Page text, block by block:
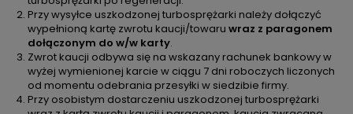
Przy wysyłce uszkodzonej turbosprężarki należy dołączyć
wypełnioną kartę zwrotu kaucji/towaru wraz z paragonem
dołączonym do w/w karty.
Zwrot kaucji odbywa się na wskazany rachunek bankowy w
wyżej wymienionej karcie w ciągu 7 dni roboczych liczonych
od momentu odebrania przesyłki w siedzibie firmy.
Przy osobistym dostarczeniu uszkodzonej turbosprężarki